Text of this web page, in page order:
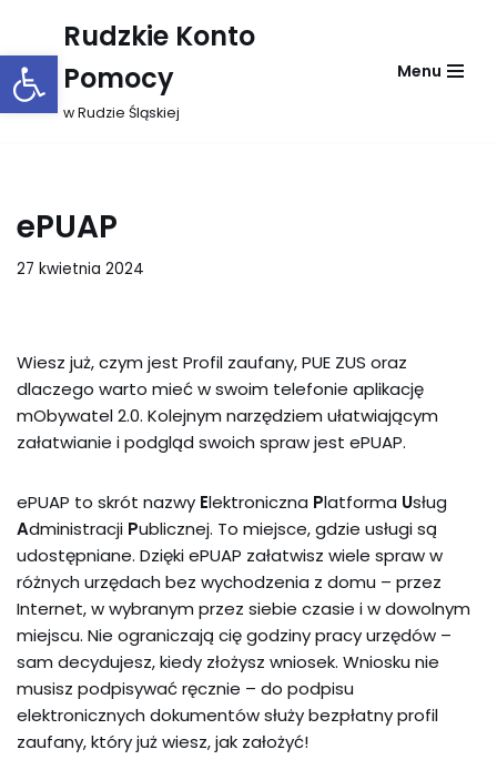
Otwórz pasek narzędzi
Przejdź
do
treści
Rudzkie Konto
Pomocy
w Rudzie Śląskiej
Menu
ePUAP
27 kwietnia 2024
Wiesz już, czym jest Profil zaufany, PUE ZUS oraz
dlaczego warto mieć w swoim telefonie aplikację
mObywatel 2.0. Kolejnym narzędziem ułatwiającym
załatwianie i podgląd swoich spraw jest ePUAP.
ePUAP to skrót nazwy Elektroniczna Platforma Usług
Administracji Publicznej. To miejsce, gdzie usługi są
udostępniane. Dzięki ePUAP załatwisz wiele spraw w
różnych urzędach bez wychodzenia z domu – przez
Internet, w wybranym przez siebie czasie i w dowolnym
miejscu. Nie ograniczają cię godziny pracy urzędów –
sam decydujesz, kiedy złożysz wniosek. Wniosku nie
musisz podpisywać ręcznie – do podpisu
elektronicznych dokumentów służy bezpłatny profil
zaufany, który już wiesz, jak założyć!